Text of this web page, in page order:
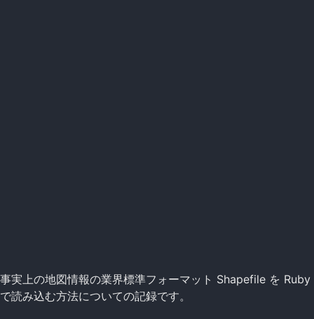
事実上の地図情報の業界標準フォーマット Shapefile を Ruby
で読み込む方法についての記録です。